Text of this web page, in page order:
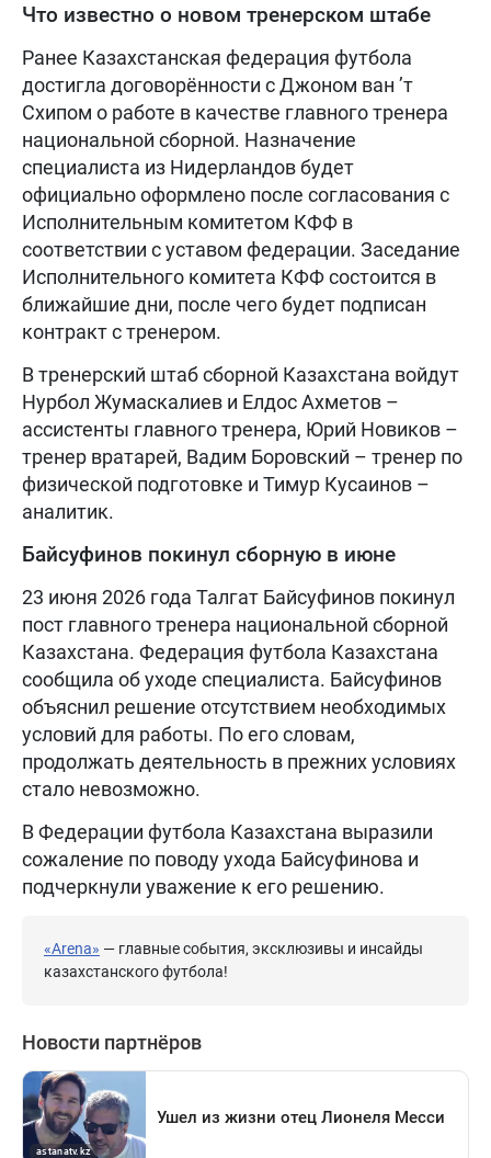
Что известно о новом тренерском штабе
Ранее Казахстанская федерация футбола
достигла договорённости с Джоном ван ’т
Схипом о работе в качестве главного тренера
национальной сборной. Назначение
специалиста из Нидерландов будет
официально оформлено после согласования с
Исполнительным комитетом КФФ в
соответствии с уставом федерации. Заседание
Исполнительного комитета КФФ состоится в
ближайшие дни, после чего будет подписан
контракт с тренером.
В тренерский штаб сборной Казахстана войдут
Нурбол Жумаскалиев и Елдос Ахметов –
ассистенты главного тренера, Юрий Новиков –
тренер вратарей, Вадим Боровский – тренер по
физической подготовке и Тимур Кусаинов –
аналитик.
Байсуфинов покинул сборную в июне
23 июня 2026 года Талгат Байсуфинов покинул
пост главного тренера национальной сборной
Казахстана. Федерация футбола Казахстана
сообщила об уходе специалиста. Байсуфинов
объяснил решение отсутствием необходимых
условий для работы. По его словам,
продолжать деятельность в прежних условиях
стало невозможно.
В Федерации футбола Казахстана выразили
сожаление по поводу ухода Байсуфинова и
подчеркнули уважение к его решению.
«Arena» — главные события, эксклюзивы и инсайды
казахстанского футбола!